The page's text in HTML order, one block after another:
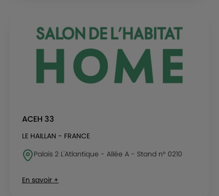
ACEH 33
LE HAILLAN - FRANCE
Palais 2 L'Atlantique - Allée A - Stand n° 0210
En savoir +